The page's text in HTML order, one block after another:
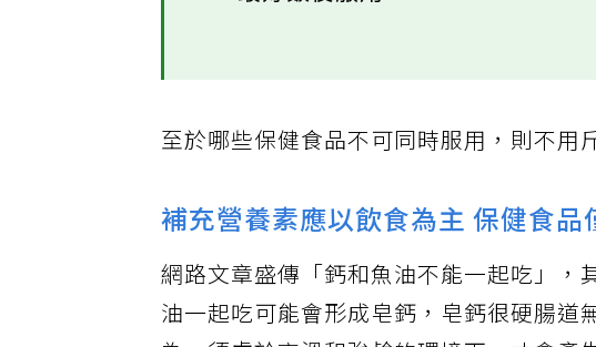
至於哪些保健食品不可同時服用，則不用
補充營養素應以飲食為主 保健食品
網路文章盛傳「鈣和魚油不能一起吃」，
油一起吃可能會形成皂鈣，皂鈣很硬腸道